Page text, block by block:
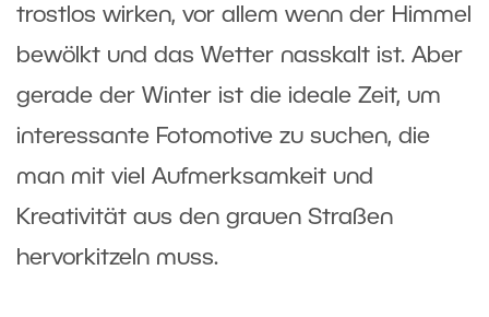
trostlos wirken, vor allem wenn der Himmel
bewölkt und das Wetter nasskalt ist. Aber
gerade der Winter ist die ideale Zeit, um
interessante Fotomotive zu suchen, die
man mit viel Aufmerksamkeit und
Kreativität aus den grauen Straßen
hervorkitzeln muss.